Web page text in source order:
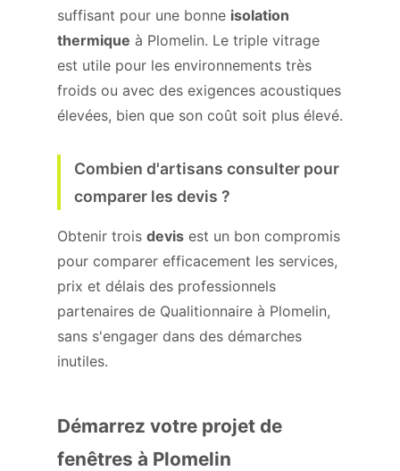
suffisant pour une bonne isolation
thermique à Plomelin. Le triple vitrage
est utile pour les environnements très
froids ou avec des exigences acoustiques
élevées, bien que son coût soit plus élevé.
Combien d'artisans consulter pour
comparer les devis ?
Obtenir trois devis est un bon compromis
pour comparer efficacement les services,
prix et délais des professionnels
partenaires de Qualitionnaire à Plomelin,
sans s'engager dans des démarches
inutiles.
Démarrez votre projet de
fenêtres à Plomelin